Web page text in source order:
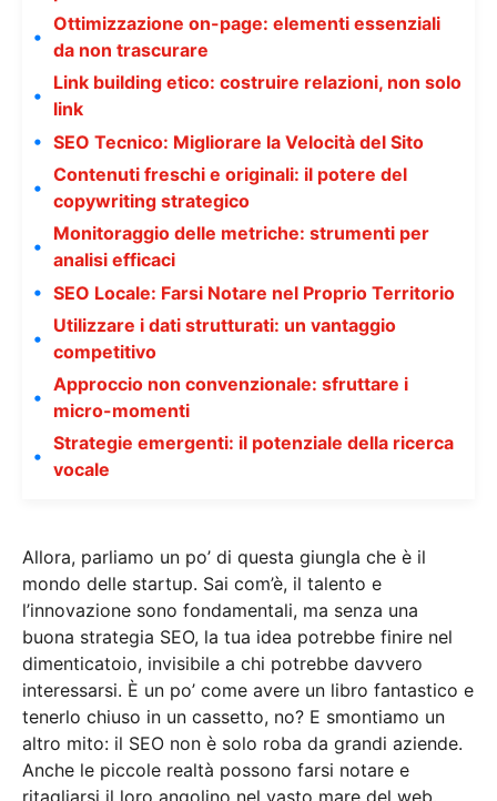
Ottimizzazione on-page: elementi essenziali
da non trascurare
Link building etico: costruire relazioni, non solo
link
SEO Tecnico: Migliorare la Velocità del Sito
Contenuti freschi e originali: il potere del
copywriting strategico
Monitoraggio delle metriche: strumenti per
analisi efficaci
SEO Locale: Farsi Notare nel Proprio Territorio
Utilizzare i dati strutturati: un vantaggio
competitivo
Approccio non convenzionale: sfruttare i
micro-momenti
Strategie emergenti: il potenziale della ricerca
vocale
Allora, parliamo un po’ di questa giungla che è il
mondo delle startup. Sai com’è, il talento e
l’innovazione sono fondamentali, ma senza una
buona strategia SEO, la tua idea potrebbe finire nel
dimenticatoio, invisibile a chi potrebbe davvero
interessarsi. È un po’ come avere un libro fantastico e
tenerlo chiuso in un cassetto, no? E smontiamo un
altro mito: il SEO non è solo roba da grandi aziende.
Anche le piccole realtà possono farsi notare e